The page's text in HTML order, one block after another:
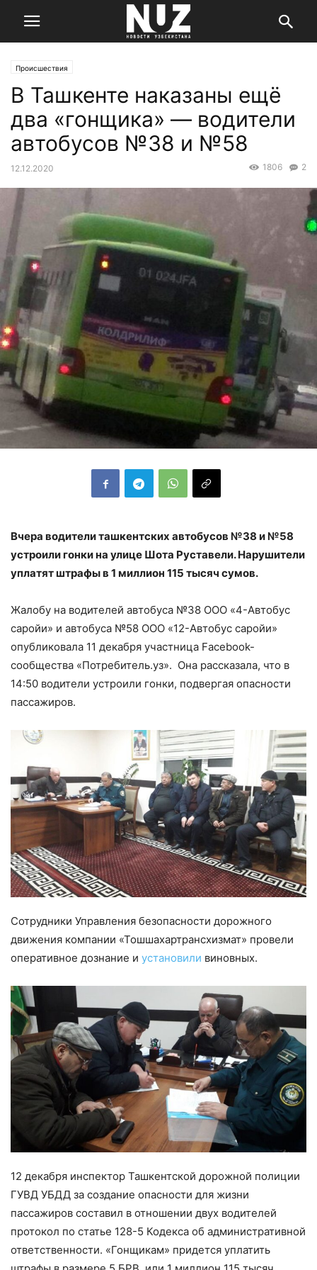
Происшествия
В Ташкенте наказаны ещё
два «гонщика» — водители
автобусов №38 и №58
12.12.2020 2
1806
Вчера водители ташкентских автобусов №38 и №58
устроили гонки на улице Шота Руставели. Нарушители
уплатят штрафы в 1 миллион 115 тысяч сумов.
Жалобу на водителей автобуса №38 ООО «4-Автобус
саройи» и автобуса №58 ООО «12-Автобус саройи»
опубликовала 11 декабря участница Facebook-
сообщества «Потребитель.уз». Она рассказала, что в
14:50 водители устроили гонки, подвергая опасности
пассажиров.
Сотрудники Управления безопасности дорожного
движения компании «Тошшахартрансхизмат» провели
оперативное дознание и установили виновных.
12 декабря инспектор Ташкентской дорожной полиции
ГУВД УБДД за создание опасности для жизни
пассажиров составил в отношении двух водителей
протокол по статье 128-5 Кодекса об административной
ответственности. «Гонщикам» придется уплатить